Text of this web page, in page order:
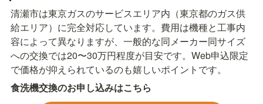
清瀬市は東京ガスのサービスエリア内（東京都のガス供
給エリア）に完全対応しています。費用は機種と工事内
容によって異なりますが、一般的な同メーカー同サイズ
への交換では20〜30万円程度が目安です。Web申込限定
で価格が抑えられているのも嬉しいポイントです。
食洗機交換のお申し込みはこちら